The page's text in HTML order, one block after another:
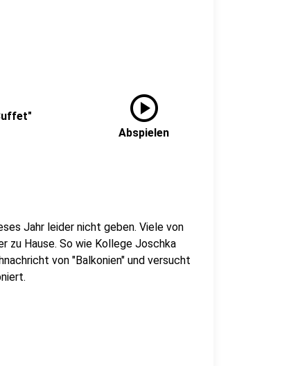
play_circle
Abspielen
Jahr leider nicht geben. Viele von
zu Hause. So wie Kollege Joschka
von "Balkonien" und versucht